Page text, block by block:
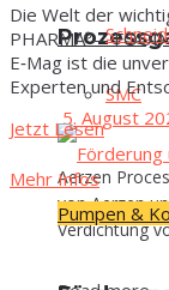
5. August
Aerzen
von Aerzen
Verdichtung
SMC
Pumpen &
Die Welt der
PHARMA —
E‑Mag ist die
Exper­ten und
Jetzt Lesen
Mehr Infos